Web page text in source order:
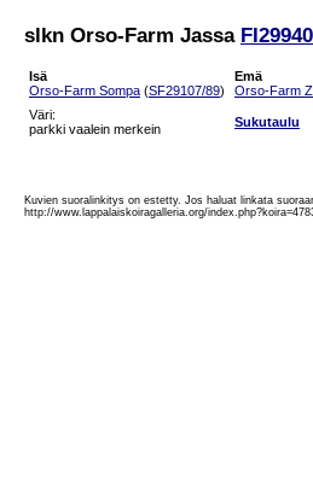
slkn Orso-Farm Jassa
Isä
Orso-Farm Sompa (SF29107/89)
Emä
Orso-Farm
Väri:
parkki vaalein merkein
Sukutaulu
Kuvien suoralinkitys on estetty. Jos haluat linkata
http://www.lappalaiskoiragalleria.org/